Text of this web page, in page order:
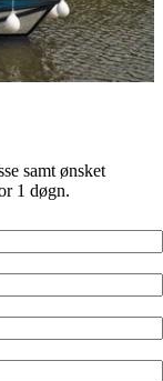
samt ønsket
1 døgn.